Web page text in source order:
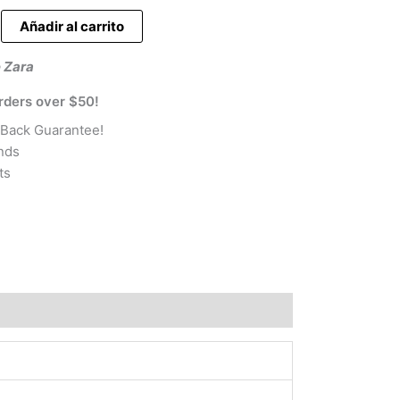
es:
Añadir al carrito
Zara
over $50!
Guarantee!